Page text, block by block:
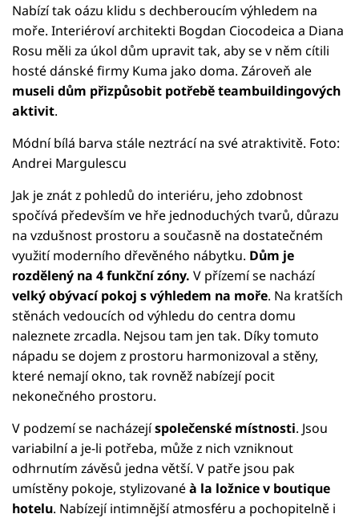
Nabízí tak oázu klidu s dechberoucím výhledem na
moře. Interiéroví architekti Bogdan Ciocodeica a Diana
Rosu měli za úkol dům upravit tak, aby se v něm cítili
hosté dánské firmy Kuma jako doma. Zároveň ale
museli dům přizpůsobit potřebě teambuildingových
aktivit.
Módní bílá barva stále neztrácí na své atraktivitě. Foto:
Andrei Margulescu
Jak je znát z pohledů do interiéru, jeho zdobnost
spočívá především ve hře jednoduchých tvarů, důrazu
na vzdušnost prostoru a současně na dostatečném
využití moderního dřevěného nábytku. Dům je
rozdělený na 4 funkční zóny. V přízemí se nachází
velký obývací pokoj s výhledem na moře. Na kratších
stěnách vedoucích od výhledu do centra domu
naleznete zrcadla. Nejsou tam jen tak. Díky tomuto
nápadu se dojem z prostoru harmonizoval a stěny,
které nemají okno, tak rovněž nabízejí pocit
nekonečného prostoru.
V podzemí se nacházejíspolečenské místnosti. Jsou
variabilní a je-li potřeba, může z nich vzniknout
odhrnutím závěsů jedna větší. V patře jsou pak
umístěny pokoje, stylizovanéà la ložnice v boutique
hotelu. Nabízejí intimnější atmosféru a pochopitelně i